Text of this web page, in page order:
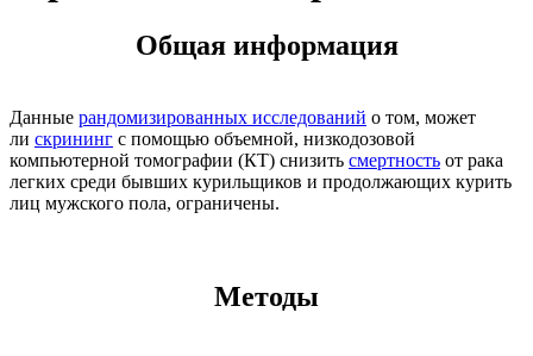
Общая информация
Данные рандомизированных исследований о том, может
ли скрининг с помощью объемной, низкодозовой
компьютерной томографии (КТ) снизить смертность от рака
легких среди бывших курильщиков и продолжающих курить
лиц мужского пола, ограничены.
Методы